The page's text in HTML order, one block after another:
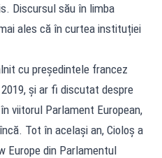
Discursul său în limba
ales că în curtea instituției
cu președintele francez
și ar fi discutat despre
viitorul Parlament European,
Tot în același an, Cioloș a
Europe din Parlamentul